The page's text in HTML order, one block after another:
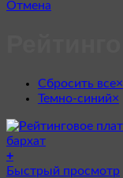
Отмена
Сбросить все×
Темно-синий×
+
Этот
Быстрый просмотр